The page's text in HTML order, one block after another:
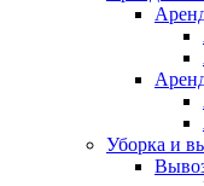
Уборка и